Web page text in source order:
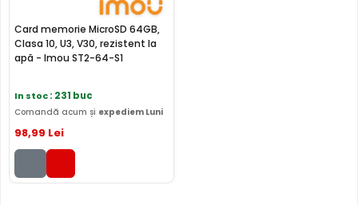
Card memorie MicroSD 64GB,
Clasa 10, U3, V30, rezistent la
apă - Imou ST2-64-S1
In stoc: 231 buc
Comandă acum și expediem Luni
98,99 Lei